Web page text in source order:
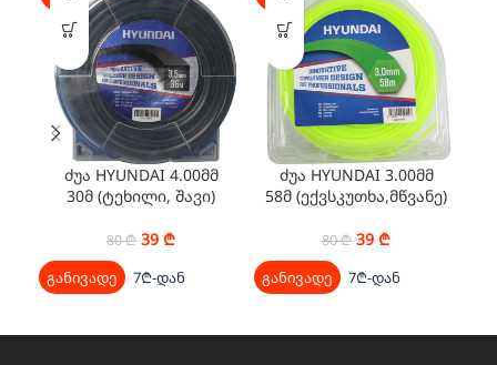
ძუა HYUNDAI 4.00მმ
30მ (ტეხილი, შავი)
80₾ 39 ₾
განივადე 7₾-დან
ძუა HYUNDAI 3.00მმ
58მ (ექვსკუთხა,მწვანე)
80₾ 39 ₾
განივადე 7₾-დან